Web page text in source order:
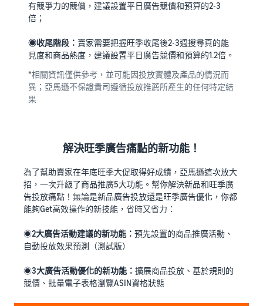
有競爭力的競價，建議設置平日廣告競價和預算的2-3
倍；
◉收尾階段： 賣家需要把握旺季收尾後2-3週搜尋頁的能
見度和商品熱度，建議設置平日廣告競價和預算的1.2倍。
*相關資訊僅供參考，並可能因投放實體及產品的情況而
異；亞馬遜不保證貴司遵循投放推薦所產生的任何特定結
果
解決旺季廣告痛點的新功能！
為了幫助賣家在年底旺季大促取得好成績，亞馬遜這次放大
招，一次升級了商品推廣5大功能。幫你解決新品和旺季廣
告投放痛點！無論是新品廣告投放還是旺季廣告優化，你都
能夠Get高效操作的新技能，省時又省力：
◉2大廣告活動建議的新功能： 預先設置的商品推廣活動、
自動投放效果預測（測試版）
◉3大廣告活動優化的新功能： 擴展商品投放、基於規則的
競價、批量電子表格瀏覽ASIN資格狀態